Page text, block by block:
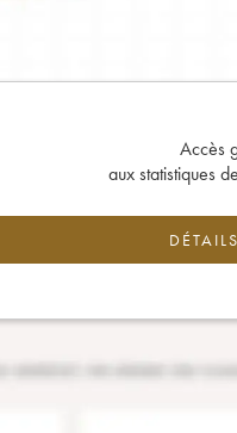
Accès
aux statistiques